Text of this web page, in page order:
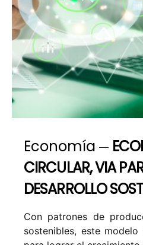
Economía
CIRCULAR, VIA
DESARROLLO
Con patrones de
sostenibles, este